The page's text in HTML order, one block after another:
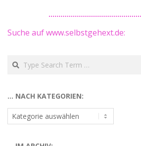
Suche auf www.selbstgehext.de:
Search
… NACH KATEGORIEN:
…
nach